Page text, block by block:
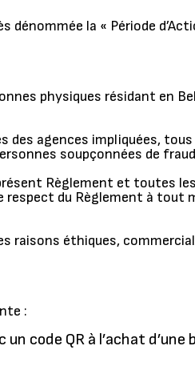
dénommée la « Période
physiques résidant en
des agences impliquées,
soupçonnées de
Règlement et toutes
du Règlement à
raisons éthiques,
:
code QR à l’achat